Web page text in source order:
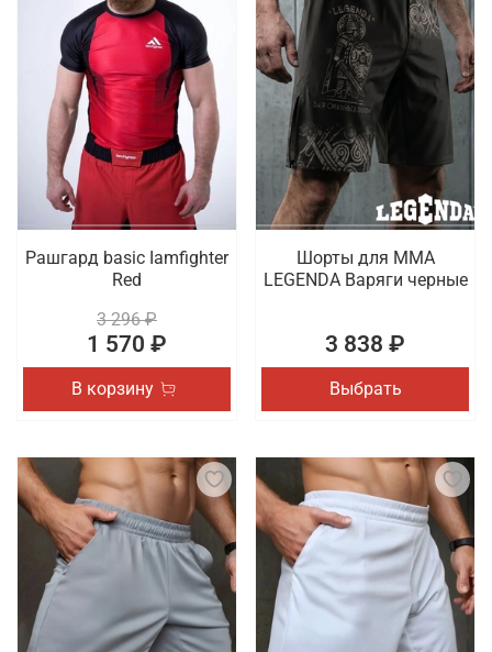
Рашгард basic Iamfighter
Red
3 296 ₽
1 570 ₽
В корзину
Шорты для MMA
LEGENDA Варяги черные
3 838 ₽
Выбрать